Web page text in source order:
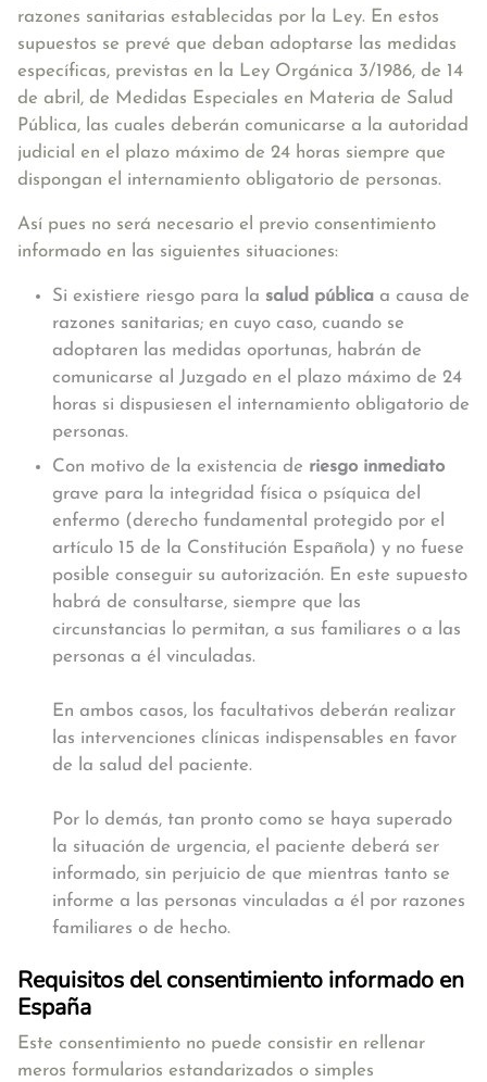
razones sanitarias establecidas por la Ley. En estos
supuestos se prevé que deban adoptarse las medidas
específicas, previstas en la Ley Orgánica 3/1986, de 14
de abril, de Medidas Especiales en Materia de Salud
Pública, las cuales deberán comunicarse a la autoridad
judicial en el plazo máximo de 24 horas siempre que
dispongan el internamiento obligatorio de personas.
Así pues no será necesario el previo consentimiento
informado en las siguientes situaciones:
Si existiere riesgo para la salud pública a causa de
razones sanitarias; en cuyo caso, cuando se
adoptaren las medidas oportunas, habrán de
comunicarse al Juzgado en el plazo máximo de 24
horas si dispusiesen el internamiento obligatorio de
personas.
Con motivo de la existencia de riesgo inmediato
grave para la integridad física o psíquica del
enfermo (derecho fundamental protegido por el
artículo 15 de la Constitución Española) y no fuese
posible conseguir su autorización. En este supuesto
habrá de consultarse, siempre que las
circunstancias lo permitan, a sus familiares o a las
personas a él vinculadas.
En ambos casos, los facultativos deberán realizar
las intervenciones clínicas indispensables en favor
de la salud del paciente.
Por lo demás, tan pronto como se haya superado
la situación de urgencia, el paciente deberá ser
informado, sin perjuicio de que mientras tanto se
informe a las personas vinculadas a él por razones
familiares o de hecho.
Requisitos del consentimiento informado en
España
Este consentimiento no puede consistir en rellenar
meros formularios estandarizados o simples